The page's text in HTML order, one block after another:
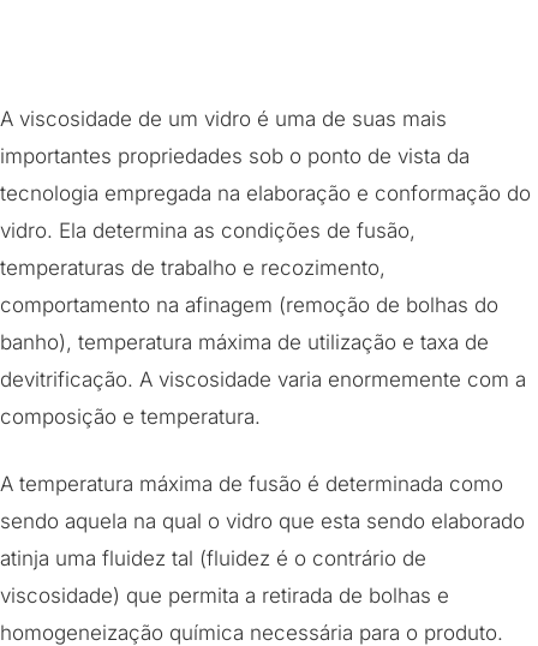
A viscosidade de um vidro é uma de suas mais
importantes propriedades sob o ponto de vista da
tecnologia empregada na elaboração e conformação do
vidro. Ela determina as condições de fusão,
temperaturas de trabalho e recozimento,
comportamento na afinagem (remoção de bolhas do
banho), temperatura máxima de utilização e taxa de
devitrificação. A viscosidade varia enormemente com a
composição e temperatura.
A temperatura máxima de fusão é determinada como
sendo aquela na qual o vidro que esta sendo elaborado
atinja uma fluidez tal (fluidez é o contrário de
viscosidade) que permita a retirada de bolhas e
homogeneização química necessária para o produto.